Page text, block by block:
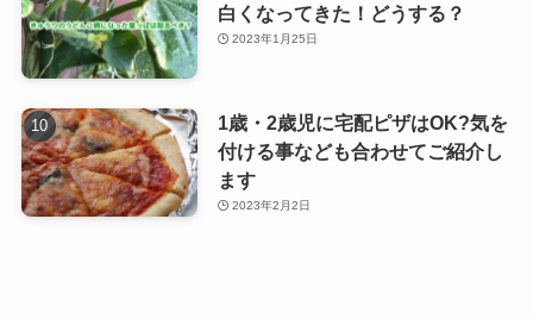
白くなってきた！どうする？
2023年1月25日
1歳・2歳児に宅配ピザはOK?気を
付ける事なども合わせてご紹介し
ます
2023年2月2日